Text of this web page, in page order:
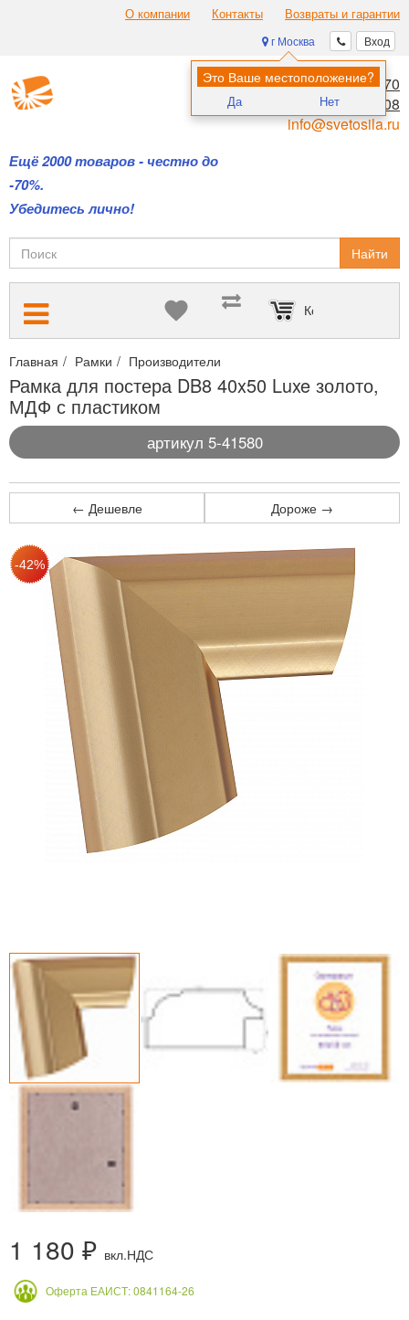
О компании Контакты Возвраты и гарантии
Вход
г Москва
Это Ваше местоположение?
Да Нет
Ещё 2000 товаров - честно до
-70%.
Убедитесь лично!
8 (495) 970-00-70
8 (800) 700-11-08
info@svetosila.ru
Найти
Корзина пуста
Главная Рамки Производители
Рамка для постера DB8 40x50 Luxe золото,
МДФ с пластиком
артикул 5-41580
← Дешевле Дороже →
1 180 ₽ вкл.НДС
Оферта ЕАИСТ: 0841164-26